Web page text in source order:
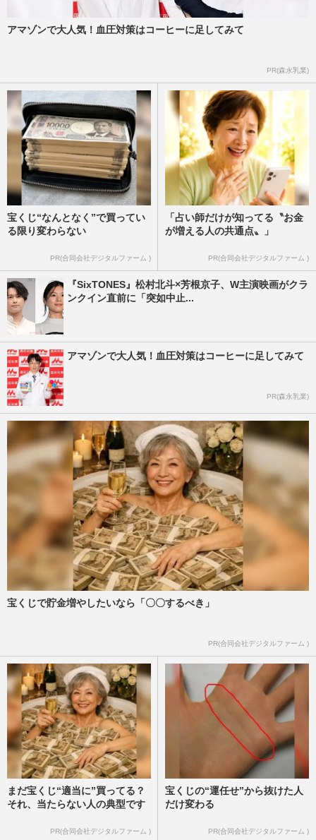
アマゾンで大人気！血圧対策はコーヒーに足してみて
PR(森永乳業)
宝くじ“なんとなく”で買ってい
る限り変わらない
PR(合同会社デジタルファーム )
「占い師だけが知ってる〝お金
が増える人の共通点〟」
PR(合同会社デジタルファーム )
『SixTONES』松村北斗×芳根京子、W主演映画がクラ
ンクイン直前に「突如中止...
アマゾンで大人気！血圧対策はコーヒーに足してみて
PR(森永乳業)
宝くじで貯金増やしたいなら「〇〇するべき」
PR(合同会社デジタルファーム )
まだ宝くじ“適当に”買ってる？
それ、当たらない人の典型です
PR(合同会社デジタルファーム )
宝くじの“運任せ”から抜けた人
だけ変わる
PR(合同会社デジタルファーム )